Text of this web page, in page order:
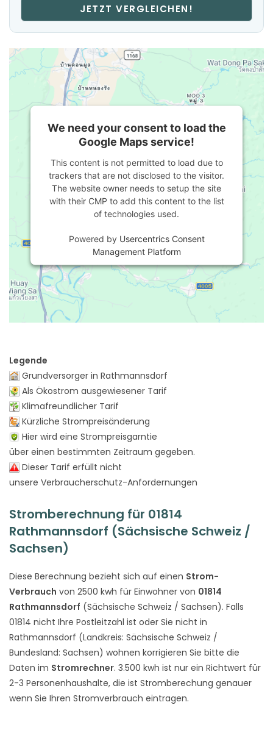
JETZT VERGLEICHEN!
We need your consent to load the
Google Maps service!
This content is not permitted to load due to
trackers that are not disclosed to the visitor.
The website owner needs to setup the site
with their CMP to add this content to the list
of technologies used.
Powered by Usercentrics Consent
Management Platform
Legende
Grundversorger in Rathmannsdorf
Als Ökostrom ausgewiesener Tarif
Klimafreundlicher Tarif
Kürzliche Strompreisänderung
Hier wird eine Strompreisgarntie
über einen bestimmten Zeitraum gegeben.
Dieser Tarif erfüllt nicht
unsere Verbraucherschutz-Anfordernungen
Stromberechnung für 01814
Rathmannsdorf (Sächsische Schweiz /
Sachsen)
Diese Berechnung bezieht sich auf einen Strom-
Verbrauch von 2500 kwh für Einwohner von 01814
Rathmannsdorf (Sächsische Schweiz / Sachsen). Falls
01814 nicht Ihre Postleitzahl ist oder Sie nicht in
Rathmannsdorf (Landkreis: Sächsische Schweiz /
Bundesland: Sachsen) wohnen korrigieren Sie bitte die
Daten im Stromrechner. 3.500 kwh ist nur ein Richtwert für
2-3 Personenhaushalte, die ist Stromberechung genauer
wenn Sie Ihren Stromverbrauch eintragen.